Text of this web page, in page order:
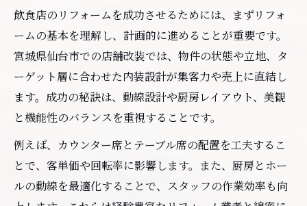
飲食店内装工事で重視すべきポイントを解
説
仙台で失敗しないリフォーム計画の進め方
内装工事でチェックすべきリフォーム要素
リフォーム業者選びで重要な判断材料とは
飲食店開業に不可欠なリフォーム費用の内訳と
は
飲食店リフォーム費用の内訳と相場を知る
内装工事費用の詳細と見積もりのポイント
飲食店のリフォームを成功させるためには、まずリフォ
ームの基本を理解し、計画的に進めることが重要です。
宮城県仙台市での店舗改装では、物件の状態や立地、タ
ーゲット層に合わせた内装設計が集客力や売上に直結し
ます。成功の秘訣は、動線設計や厨房レイアウト、美観
と機能性のバランスを重視することです。
例えば、カウンター席とテーブル席の配置を工夫するこ
とで、客単価や回転率に影響します。また、厨房とホー
ルの動線を最適化することで、スタッフの作業効率も向